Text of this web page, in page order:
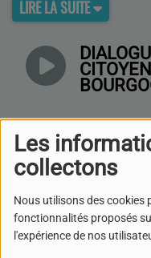
Les
collectons
Nous utilisons des cookies
fonctionnalités proposés
l'expérience de nos
LIRE LA SUITE
YVES